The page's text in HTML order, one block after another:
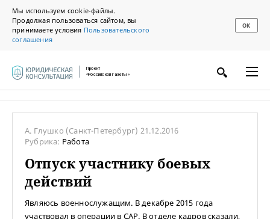
Мы используем cookie-файлы.
Продолжая пользоваться сайтом, вы
принимаете условия Пользовательского
соглашения
ОК
Проект
«Российской газеты»
А. Глушко (Санкт-Петербург) 21.12.2016
Рубрика: Работа
Отпуск участнику боевых
действий
Являюсь военнослужащим. В декабре 2015 года
участвовал в операции в САР. В отделе кадров сказали,